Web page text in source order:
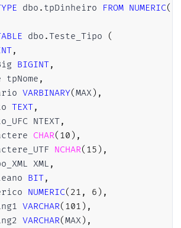
dbo . tpDinheiro FROM NUMERIC(
dbo .Teste_Tipo
(
,
BIGINT,
tpNome
,
VARBINARY(MAX) ,
TEXT,
NTEXT
,
CHAR( 10 ) ,
NCHAR( 15 ) ,
XML
,
BIT,
NUMERIC( 21 , 6 ) ,
VARCHAR( 101 ) ,
VARCHAR(MAX) ,